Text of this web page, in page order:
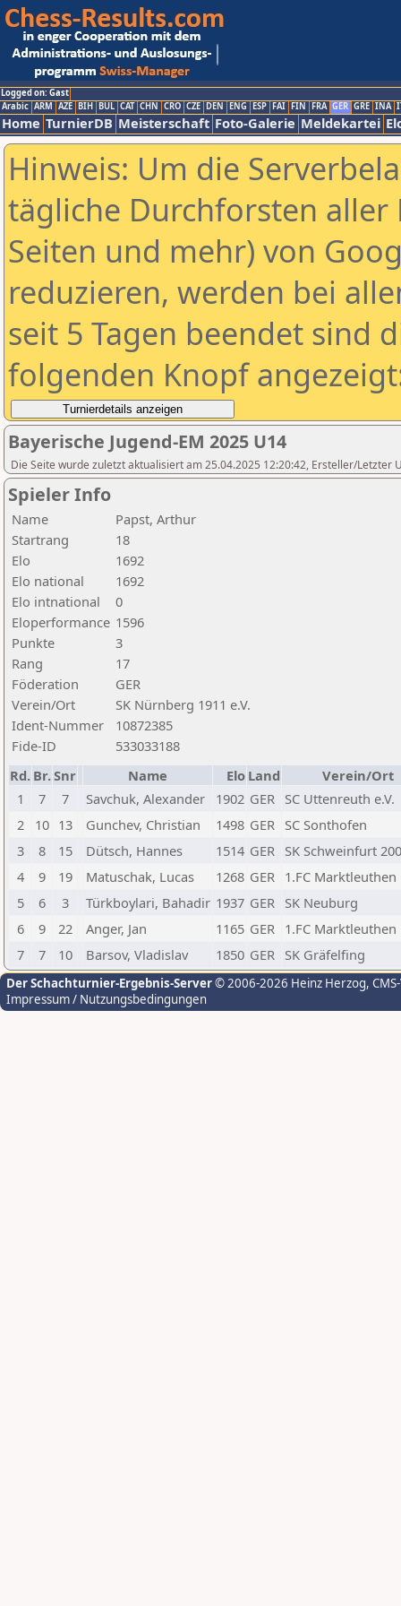
Logged on: Gast
Arabic ARM AZE BIH BUL CAT CHN CRO CZE DEN ENG ESP FAI FIN FRA GER GRE INA
Home TurnierDB Meisterschaft Foto-Galerie Meldekartei
Hinweis: Um die
tägliche Durchforsten aller
Seiten und mehr) von
reduzieren, werden bei
seit 5 Tagen beendet sind
folgenden Knopf
Bayerische Jugend-EM 2025 U14
Die Seite wurde zuletzt aktualisiert am 25.04.2025 12:20:42, Ersteller/Letzter
Spieler Info
Name
Papst, Arthur
Startrang
18
Elo
1692
Elo national
1692
Elo intnational
0
Eloperformance 1596
Punkte
3
Rang
17
Föderation
GER
Verein/Ort
SK Nürnberg 1911 e.V.
Ident-Nummer
10872385
Fide-ID
533033188
Rd. Br.Snr Name Elo Land
Verein/Ort
1
7 7 Savchuk, Alexander 1902 GER SC Uttenreuth e.V.
2
10 13 Gunchev, Christian 1498 GER SC Sonthofen
3
8 15 Dütsch, Hannes 1514 GER SK Schweinfurt
4
9 19 Matuschak, Lucas 1268 GER 1.FC Marktleuthen
5
6 3 Türkboylari, Bahadir 1937 GER SK Neuburg
6
9 22 Anger, Jan 1165 GER 1.FC Marktleuthen
7
7 10 Barsov, Vladislav 1850 GER SK Gräfelfing
Der Schachturnier-Ergebnis-Server© 2006-2026 Heinz Herzog,
Impressum / Nutzungsbedingungen